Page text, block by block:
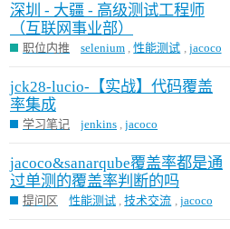
深圳 - 大疆 - 高级测试工程师
（互联网事业部）
职位内推 selenium ,性能测试 , jacoco
jck28-lucio-【实战】代码覆盖
率集成
学习笔记 jenkins ,jacoco
jacoco&sanarqube覆盖率都是通
过单测的覆盖率判断的吗
提问区 性能测试 ,技术交流 , jacoco